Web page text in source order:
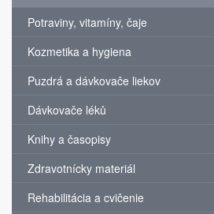
Potraviny, vitamíny, čaje
Kozmetika a hygiena
Puzdrá a dávkovače liekov
Dávkovače léků
Knihy a časopisy
Zdravotnícky materiál
Rehabilitácia a cvičenie